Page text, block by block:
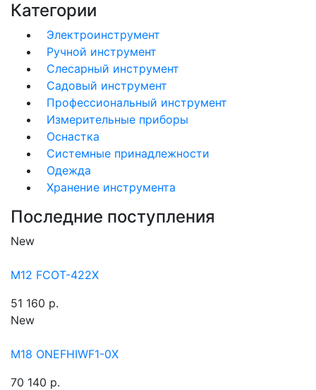
Категории
Электроинструмент
Ручной инструмент
Слесарный инструмент
Садовый инструмент
Профессиональный инструмент
Измерительные приборы
Оснастка
Системные принадлежности
Одежда
Хранение инструмента
Последние поступления
New
M12 FCOT-422X
51 160 р.
New
M18 ONEFHIWF1-0X
70 140 р.